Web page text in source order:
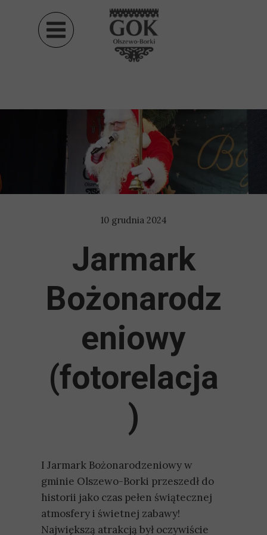
10 grudnia 2024
Jarmark
Bożonarodz
eniowy
(fotorelacja
)
I Jarmark Bożonarodzeniowy w
gminie Olszewo-Borki przeszedł do
historii jako czas pełen świątecznej
atmosfery i świetnej zabawy!
Największą atrakcją był oczywiście